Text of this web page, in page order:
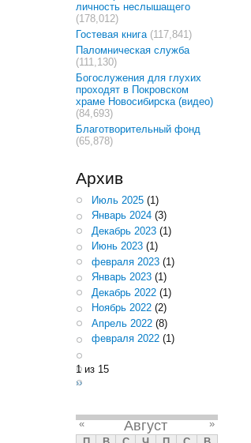
личность неслышащего
(178,012)
Гостевая книга (117,841)
Паломническая служба
(111,130)
Богослужения для глухих
проходят в Покровском
храме Новосибирска (видео)
(84,693)
Благотворительный фонд
(65,878)
Архив
Июль 2025(1)
Январь 2024(3)
Декабрь 2023(1)
Июнь 2023(1)
февраля 2023(1)
Январь 2023(1)
Декабрь 2022(1)
Ноябрь 2022(2)
Апрель 2022(8)
февраля 2022(1)
1 из 15
››
« Август
»